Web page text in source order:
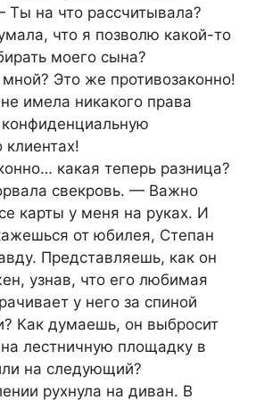
Ты на что рассчитывала?
что я позволю какой-то
моего сына?
Это же противозаконно!
имела никакого права
какая теперь разница?
свекровь. — Важно
карты у меня на руках. И
от юбилея, Степан
Представляешь, как он
узнав, что его любимая
у него за спиной
Как думаешь, он выбросит
лестничную площадку в
на следующий?
рухнула на диван. В